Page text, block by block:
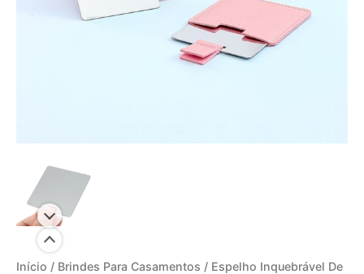
Início / Brindes Para Casamentos / Espelho Inquebrável De